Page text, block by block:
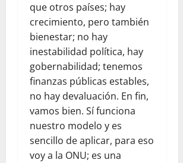
que otros países; hay
crecimiento, pero también
bienestar; no hay
inestabilidad política, hay
gobernabilidad; tenemos
finanzas públicas estables,
no hay devaluación. En fin,
vamos bien. Sí funciona
nuestro modelo y es
sencillo de aplicar, para eso
voy a la ONU; es una